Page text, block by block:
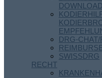
DRG-CHAT/
SWISSDRG
RECHT